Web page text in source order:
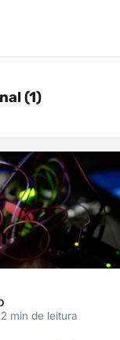
(1)
min de leitura